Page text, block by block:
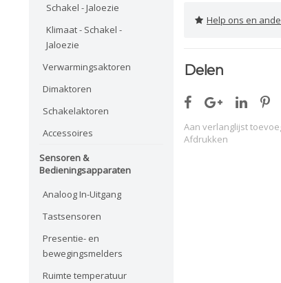
Schakel - Jaloezie
Klimaat - Schakel -
Jaloezie
Verwarmingsaktoren
Dimaktoren
Schakelaktoren
Accessoires
Sensoren &
Bedieningsapparaten
Analoog In-Uitgang
Tastsensoren
Presentie- en
bewegingsmelders
Ruimte temperatuur
Help ons en
Delen
Aan verlanglijst
Afdrukken